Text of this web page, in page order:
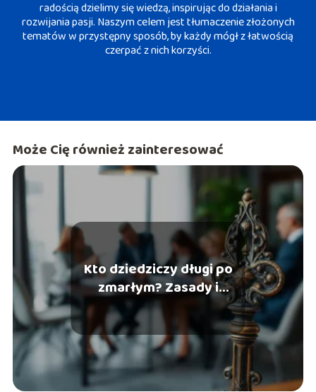
radością dzielimy się wiedzą, inspirując do działania i
rozwijania pasji. Naszym celem jest tłumaczenie złożonych
tematów w przystępny sposób, by każdy mógł z łatwością
czerpać z nich korzyści.
Może Cię również zainteresować
Kto dziedziczy długi po
zmarłym? Zasady i
najważniejsze informacje